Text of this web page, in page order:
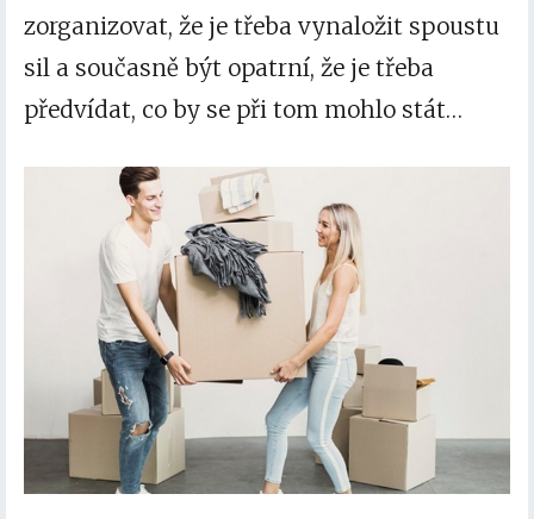
zorganizovat, že je třeba vynaložit spoustu
sil a současně být opatrní, že je třeba
předvídat, co by se při tom mohlo stát…